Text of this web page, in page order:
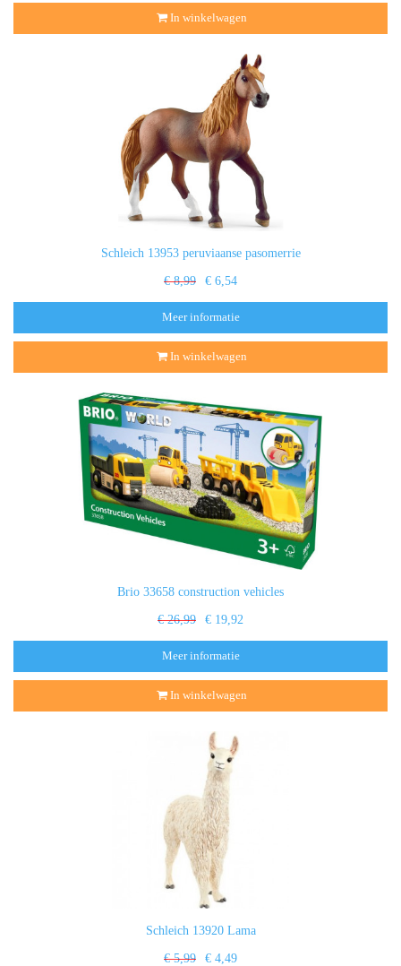
In winkelwagen
Schleich 13953 peruviaanse pasomerrie
€ 8,99 € 6,54
Meer informatie
In winkelwagen
Brio 33658 construction vehicles
€ 26,99 € 19,92
Meer informatie
In winkelwagen
Schleich 13920 Lama
€ 5,99 € 4,49